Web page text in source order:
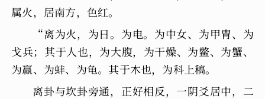
属火，居南方，色红。
“离为火，为日。为电。为中女、为甲胄、为
戈兵；其于人也，为大腹，为干燥、为鳖、为蟹、
为赢、为蚌、为龟。其于木也，为科上稿。
离卦与坎卦旁通，正好相反，一阴爻居中，二